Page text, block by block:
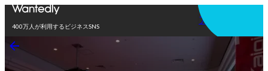
400万人が利用するビジネスSNS
アプリを使う